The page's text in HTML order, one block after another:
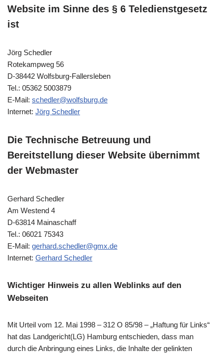
Website im Sinne des § 6 Teledienstgesetz
ist
Jörg Schedler
Rotekampweg 56
D-38442 Wolfsburg-Fallersleben
Tel.: 05362 5003879
E-Mail: schedler@wolfsburg.de
Internet: Jörg Schedler
Die Technische Betreuung und
Bereitstellung dieser Website übernimmt
der Webmaster
Gerhard Schedler
Am Westend 4
D-63814 Mainaschaff
Tel.: 06021 75343
E-Mail: gerhard.schedler@gmx.de
Internet: Gerhard Schedler
Wichtiger Hinweis zu allen Weblinks auf den
Webseiten
Mit Urteil vom 12. Mai 1998 – 312 O 85/98 – „Haftung für Links“
hat das Landgericht(LG) Hamburg entschieden, dass man
durch die Anbringung eines Links, die Inhalte der gelinkten